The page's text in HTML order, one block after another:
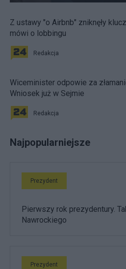
Z ustawy "o Airbnb" zniknęły
mówi o lobbingu
Redakcja
Wiceminister odpowie za
Wniosek już w Sejmie
Redakcja
Najpopularniejsze
Prezydent
Pierwszy rok prezydentury.
Nawrockiego
Prezydent